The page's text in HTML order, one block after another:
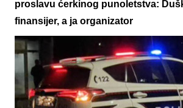
proslavu ćerkinog punoletstva:
finansijer, a ja organizator